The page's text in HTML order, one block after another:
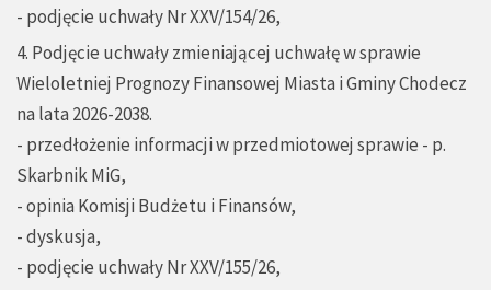
- podjęcie uchwały Nr XXV/154/26,
4. Podjęcie uchwały zmieniającej uchwałę w sprawie
Wieloletniej Prognozy Finansowej Miasta i Gminy Chodecz
na lata 2026-2038.
- przedłożenie informacji w przedmiotowej sprawie - p.
Skarbnik MiG,
- opinia Komisji Budżetu i Finansów,
- dyskusja,
- podjęcie uchwały Nr XXV/155/26,